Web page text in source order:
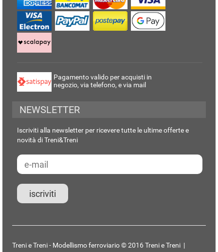
Pagamento valido per acquisti in
negozio, via telefono, e via mail
NEWSLETTER
Iscriviti alla newsletter per ricevere tutte le ultime offerte e
novità di Treni&Treni
Treni e Treni - Modellismo ferroviario © 2016 Treni e Treni |